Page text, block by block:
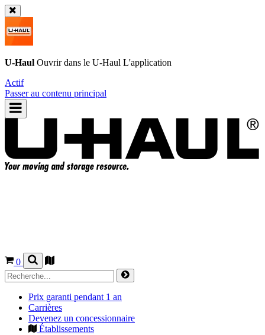
U-Haul Ouvrir dans le U-Haul L'application
Actif
Passer au contenu principal
0
Prix garanti pendant 1 an
Carrières
Devenez un concessionnaire
Établissements